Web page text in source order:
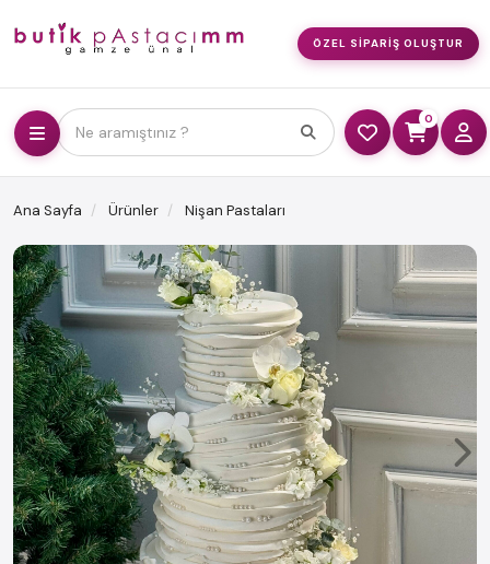
ÖZEL SIPARIŞ OLUŞTUR
Ne aramıştınız ?
0
Ana Sayfa Ürünler Nişan Pastaları